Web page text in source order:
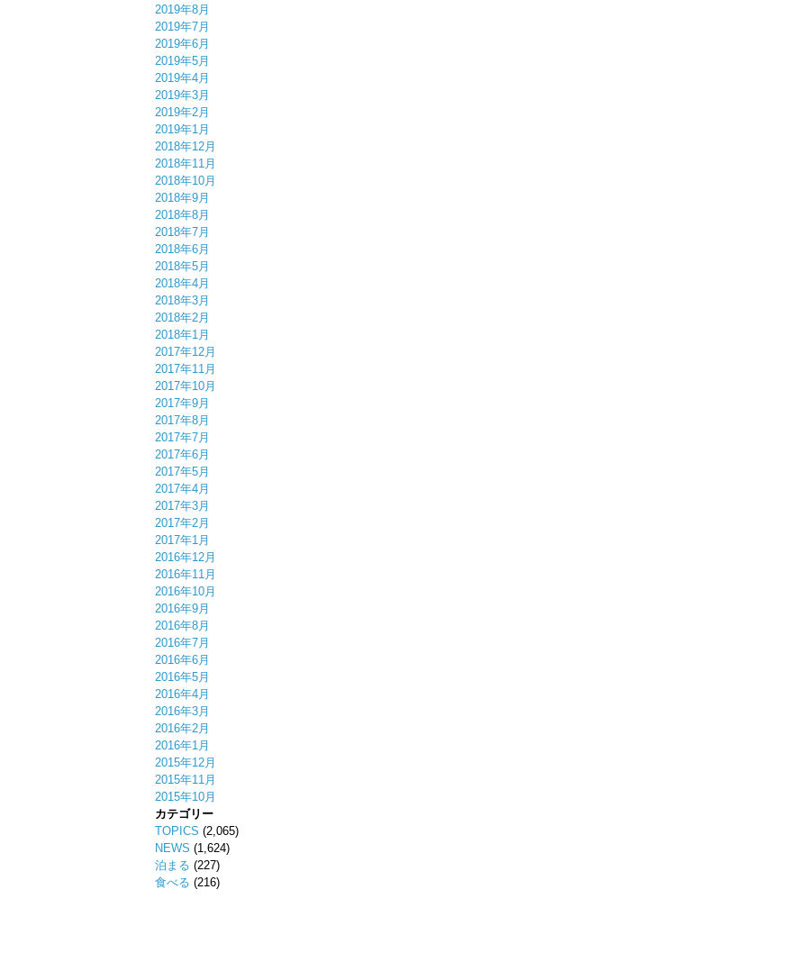
2019年8月
2019年7月
2019年6月
2019年5月
2019年4月
2019年3月
2019年2月
2019年1月
2018年12月
2018年11月
2018年10月
2018年9月
2018年8月
2018年7月
2018年6月
2018年5月
2018年4月
2018年3月
2018年2月
2018年1月
2017年12月
2017年11月
2017年10月
2017年9月
2017年8月
2017年7月
2017年6月
2017年5月
2017年4月
2017年3月
2017年2月
2017年1月
2016年12月
2016年11月
2016年10月
2016年9月
2016年8月
2016年7月
2016年6月
2016年5月
2016年4月
2016年3月
2016年2月
2016年1月
2015年12月
2015年11月
2015年10月
カテゴリー
TOPICS (2,065)
NEWS (1,624)
泊まる (227)
食べる (216)